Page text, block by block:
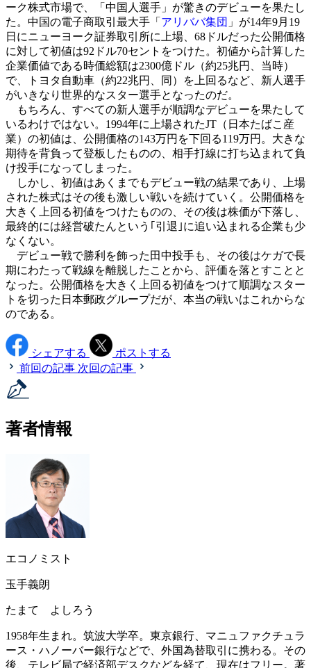
ーク株式市場で、「中国人選手」が驚きのデビューを果たし
た。中国の電子商取引最大手「 アリババ集団 」が14年9月19
日にニューヨーク証券取引所に上場、68ドルだった公開価格
に対して初値は92ドル70セントをつけた。初値から計算した
企業価値である時価総額は2300億ドル（約25兆円、当時）
で、トヨタ自動車（約22兆円、同）を上回るなど、新人選手
がいきなり世界的なスター選手となったのだ。
もちろん、すべての新人選手が順調なデビューを果たして
いるわけではない。1994年に上場されたJT（日本たばこ産
業）の初値は、公開価格の143万円を下回る119万円。大きな
期待を背負って登板したものの、相手打線に打ち込まれて負
け投手になってしまった。
しかし、初値はあくまでもデビュー戦の結果であり、上場
された株式はその後も激しい戦いを続けていく。公開価格を
大きく上回る初値をつけたものの、その後は株価が下落し、
最終的には経営破たんという｢引退｣に追い込まれる企業も少
なくない。
デビュー戦で勝利を飾った田中投手も、その後はケガで長
期にわたって戦線を離脱したことから、評価を落とすことと
なった。公開価格を大きく上回る初値をつけて順調なスター
トを切った日本郵政グループだが、本当の戦いはこれからな
のである。
シェアする
ポストする
前回の記事 次回の記事
著者情報
エコノミスト
玉手義朗
たまて よしろう
1958年生まれ。筑波大学卒。東京銀行、マニュファクチュラ
ース・ハノーバー銀行などで、外国為替取引に携わる。その
後、テレビ局で経済部デスクなどを経て、現在はフリー。著